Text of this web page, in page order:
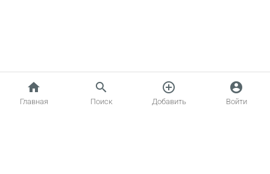
home
Главная
search
Поиск
add_circle_outline
Добавить
account_circle
Войти